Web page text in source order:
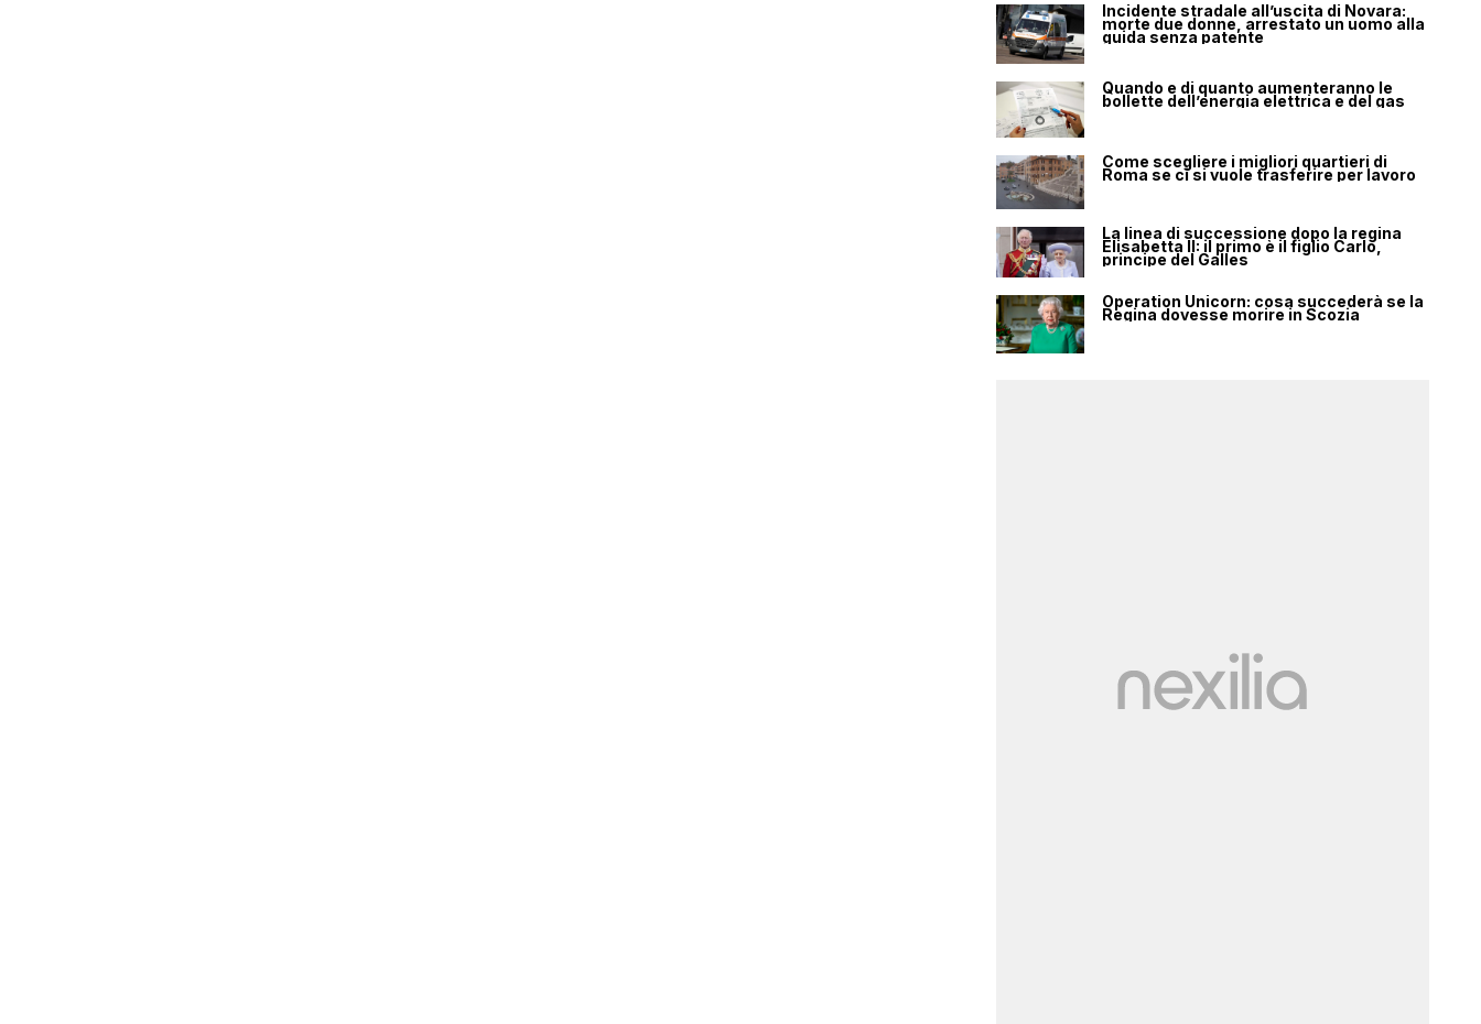
Incidente stradale all’uscita di Novara:
morte due donne, arrestato un uomo alla
guida senza patente
Quando e di quanto aumenteranno le
bollette dell’energia elettrica e del gas
Come scegliere i migliori quartieri di
Roma se ci si vuole trasferire per lavoro
La linea di successione dopo la regina
Elisabetta II: il primo è il figlio Carlo,
principe del Galles
Operation Unicorn: cosa succederà se la
Regina dovesse morire in Scozia